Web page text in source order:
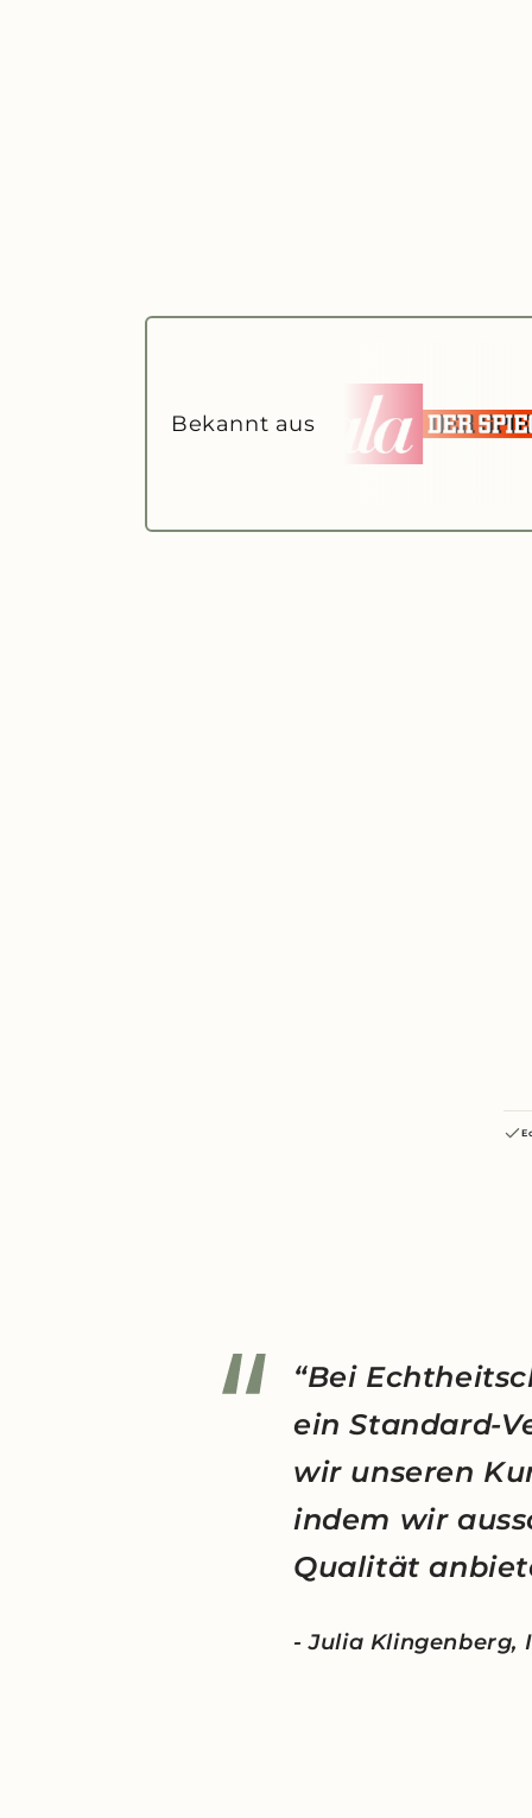
Bekannt aus
“Bei
ein Standard-
wir unseren
indem wir
Qualität
- Julia Klingenberg,